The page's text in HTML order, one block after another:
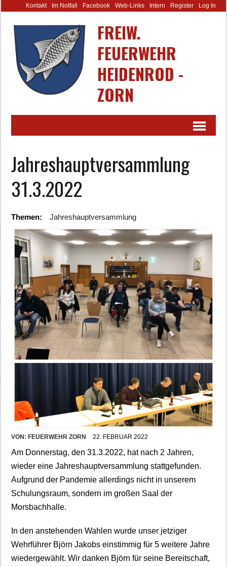
Kontakt Im Notfall Facebook Web-Links Intern Register Log In
FREIW.
FEUERWEHR
HEIDENROD -
ZORN
Jahreshauptversammlung
31.3.2022
Themen: Jahreshauptversammlung
VON: FEUERWEHR ZORN 22. FEBRUAR 2022
Am Donnerstag, den 31.3.2022, hat nach 2 Jahren,
wieder eine Jahreshauptversammlung stattgefunden.
Aufgrund der Pandemie allerdings nicht in unserem
Schulungsraum, sondern im großen Saal der
Morsbachhalle.
In den anstehenden Wahlen wurde unser jetziger
Wehrführer Björn Jakobs einstimmig für 5 weitere Jahre
wiedergewählt. Wir danken Björn für seine Bereitschaft,